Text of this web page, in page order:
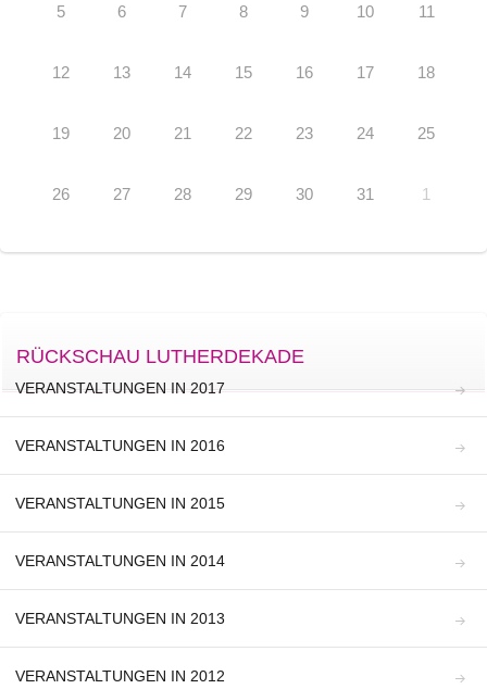
5 6 7 8 9 10 11
12 13 14 15 16 17 18
19 20 21 22 23 24 25
26 27 28 29 30 31 1
RÜCKSCHAU LUTHERDEKADE
VERANSTALTUNGEN IN 2017
VERANSTALTUNGEN IN 2016
VERANSTALTUNGEN IN 2015
VERANSTALTUNGEN IN 2014
VERANSTALTUNGEN IN 2013
VERANSTALTUNGEN IN 2012